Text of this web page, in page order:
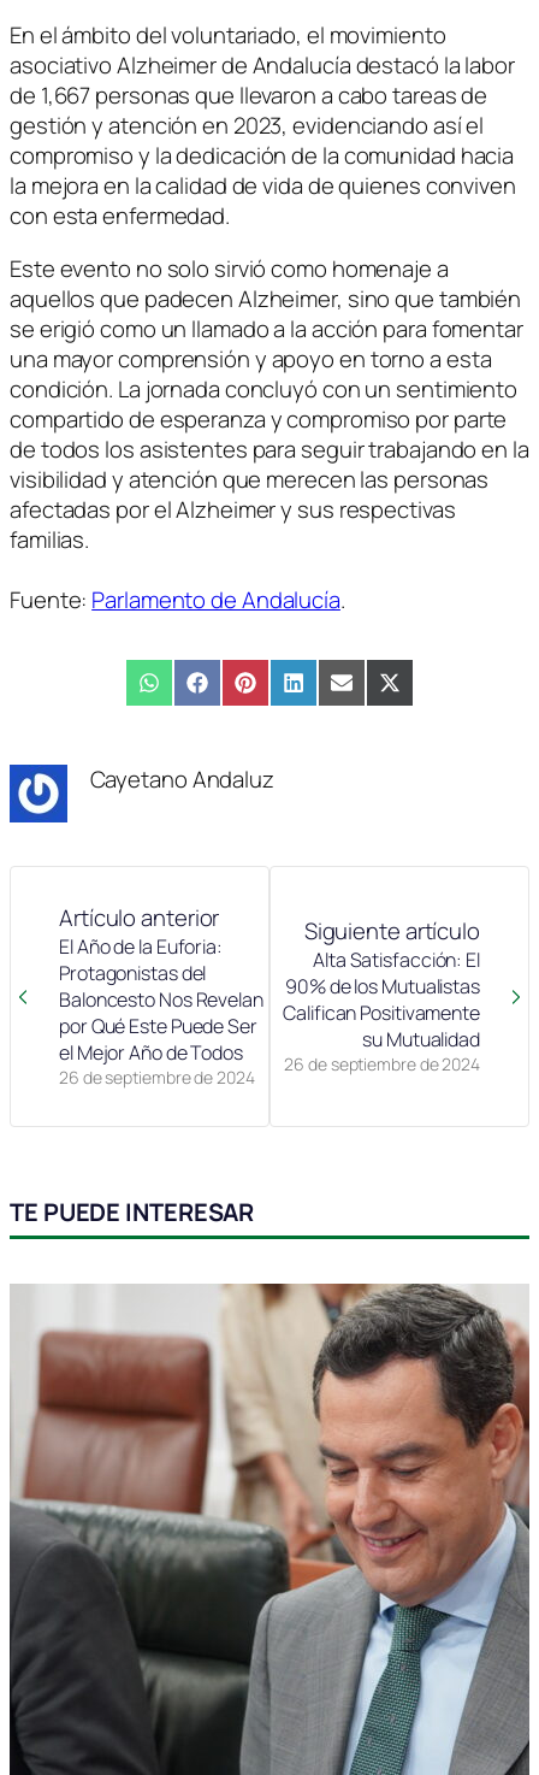
En el ámbito del voluntariado, el movimiento
asociativo Alzheimer de Andalucía destacó la labor
de 1,667 personas que llevaron a cabo tareas de
gestión y atención en 2023, evidenciando así el
compromiso y la dedicación de la comunidad hacia
la mejora en la calidad de vida de quienes conviven
con esta enfermedad.
Este evento no solo sirvió como homenaje a
aquellos que padecen Alzheimer, sino que también
se erigió como un llamado a la acción para fomentar
una mayor comprensión y apoyo en torno a esta
condición. La jornada concluyó con un sentimiento
compartido de esperanza y compromiso por parte
de todos los asistentes para seguir trabajando en la
visibilidad y atención que merecen las personas
afectadas por el Alzheimer y sus respectivas
familias.
Fuente: Parlamento de Andalucía.
Compartir
en
WhatsAppCompartir
en
FacebookCompartir
en
PinterestCompartir
en
LinkedInCompartir
en
EmailCompartir
en
X
(Twitter)
Cayetano Andaluz
Artículo anterior
26 de septiembre de 2024
El Año de la Euforia:
Protagonistas del
Baloncesto Nos Revelan
por Qué Este Puede Ser
el Mejor Año de Todos
Siguiente artículo
26 de septiembre de 2024
Alta Satisfacción: El
90% de los Mutualistas
Califican Positivamente
su Mutualidad
TE PUEDE INTERESAR